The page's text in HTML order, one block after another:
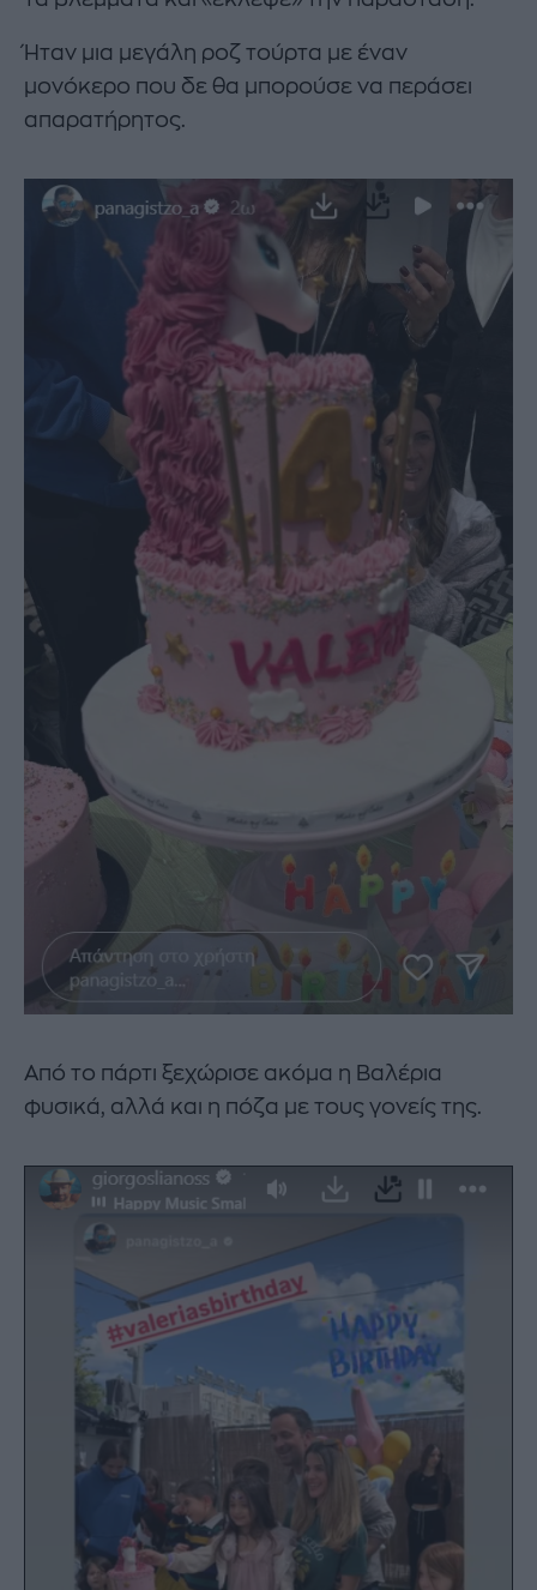
Ήταν μια μεγάλη ροζ τούρτα με έναν
μονόκερο που δε θα μπορούσε να περάσει
απαρατήρητος.
Από το πάρτι ξεχώρισε ακόμα η Βαλέρια
φυσικά, αλλά και η πόζα με τους γονείς της.